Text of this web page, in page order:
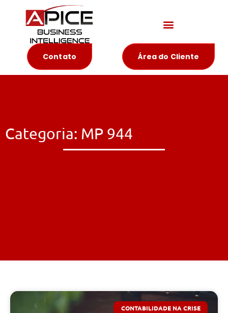
Contato Área do Cliente
Categoria: MP 944
CONTABILIDADE NA CRISE